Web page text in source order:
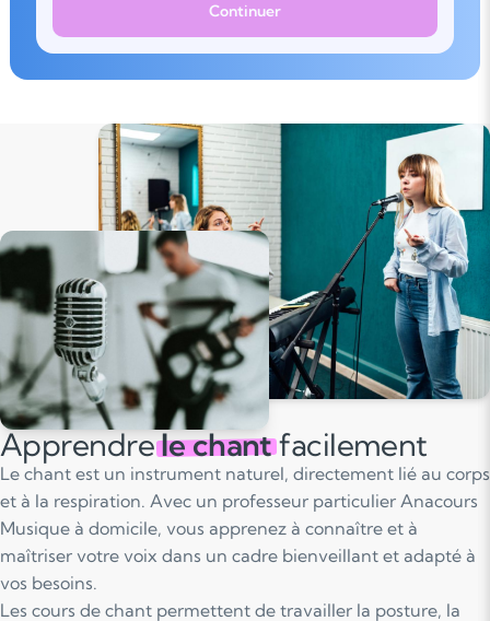
Continuer
Apprendrele chantfacilement
Le chant est un instrument naturel, directement lié au corps
et à la respiration. Avec un professeur particulier Anacours
Musique à domicile, vous apprenez à connaître et à
maîtriser votre voix dans un cadre bienveillant et adapté à
vos besoins.
Les cours de chant permettent de travailler la posture, la